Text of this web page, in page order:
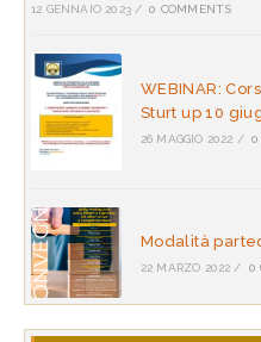
12 GENNAIO 2023 / 0 COMMENTS
WEBINAR:
Sturt up 10
26 MAGGIO 2022 / 0
Modalità
22 MARZO 2022 / 0